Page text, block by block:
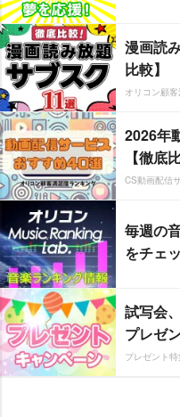
漫画読
比較】
オリコン顧
2026年
【徹底
CS動画配信
毎週の
をチェ
試写会
プレゼ
プレゼント特